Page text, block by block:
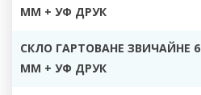
ММ + УФ ДРУК
СКЛО ГАРТОВАНЕ ЗВИЧАЙНЕ 6
ММ + УФ ДРУК